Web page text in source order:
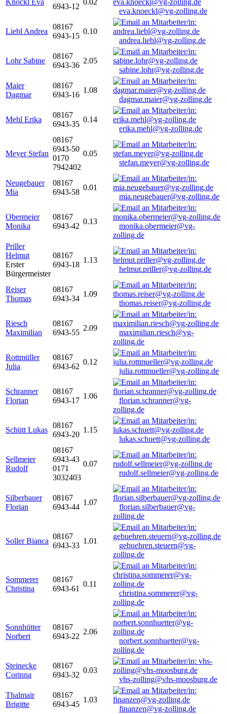
Knöckl Eva
6943-12
0.02
eva.knoeckl@vg-zolling.de
Liebl Andrea
08167
6943-15
0.10
andrea.liebl@vg-zolling.de
Lohr Sabine
08167
6943-36
2.05
sabine.lohr@vg-zolling.de
Maier
Dagmar
08167
6943-16
1.08
dagmar.maier@vg-zolling.de
Mehl Erika
08167
6943-35
0.14
erika.mehl@vg-zolling.de
Meyer Stefan
08167
6943-50
0170
7942402
0.05
stefan.meyer@vg-zolling.de
Neugebauer
Mia
08167
6943-58
0.01
mia.neugebauer@vg-zolling.de
Obermeier
Monika
08167
6943-42
0.13
monika.obermeier@vg-
zolling.de
Priller
Helmut
Erster
Bürgermeister
08167
6943-18
1.13
helmut.priller@vg-zolling.de
Reiser
Thomas
08167
6943-34
1.09
thomas.reiser@vg-zolling.de
Riesch
Maximilian
08167
6943-55
2.09
maximilian.riesch@vg-
zolling.de
Rottmüller
Julia
08167
6943-62
0.12
julia.rottmueller@vg-zolling.de
Schranner
Florian
08167
6943-17
1.06
florian.schranner@vg-
zolling.de
Schütt Lukas
08167
6943-20
1.15
lukas.schuett@vg-zolling.de
Sellmeier
Rudolf
08167
6943-43
0171
3032403
0.07
rudolf.sellmeier@vg-zolling.de
Silberbauer
Florian
08167
6943-44
1.07
florian.silberbauer@vg-
zolling.de
Soller Bianca
08167
6943-33
1.01
gebuehren.steuern@vg-
zolling.de
Sommerer
Christina
08167
6943-61
0.11
christina.sommerer@vg-
zolling.de
Sonnhütter
Norbert
08167
6943-22
2.06
norbert.sonnhuetter@vg-
zolling.de
Steinecke
Corinna
08167
6943-32
0.03
vhs-zolling@vhs-moosburg.de
Thalmair
Brigitte
08167
6943-45
1.03
finanzen@vg-zolling.de